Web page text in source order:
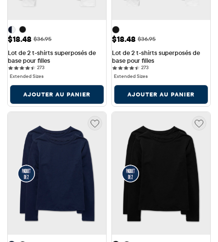
Prix ​​de vente: $18.48
$18.48 Prix ​​d'origine: $36.95
$36.95
Lot de 2 t-shirts superposés de
base pour filles
273273 reviews
Extended Sizes
AJOUTER AU PANIER
Prix ​​de vente: $18.48
$18.48 Prix ​​d'origine: $36.95
$36.95
Lot de 2 t-shirts superposés de
base pour filles
273273 reviews
Extended Sizes
AJOUTER AU PANIER